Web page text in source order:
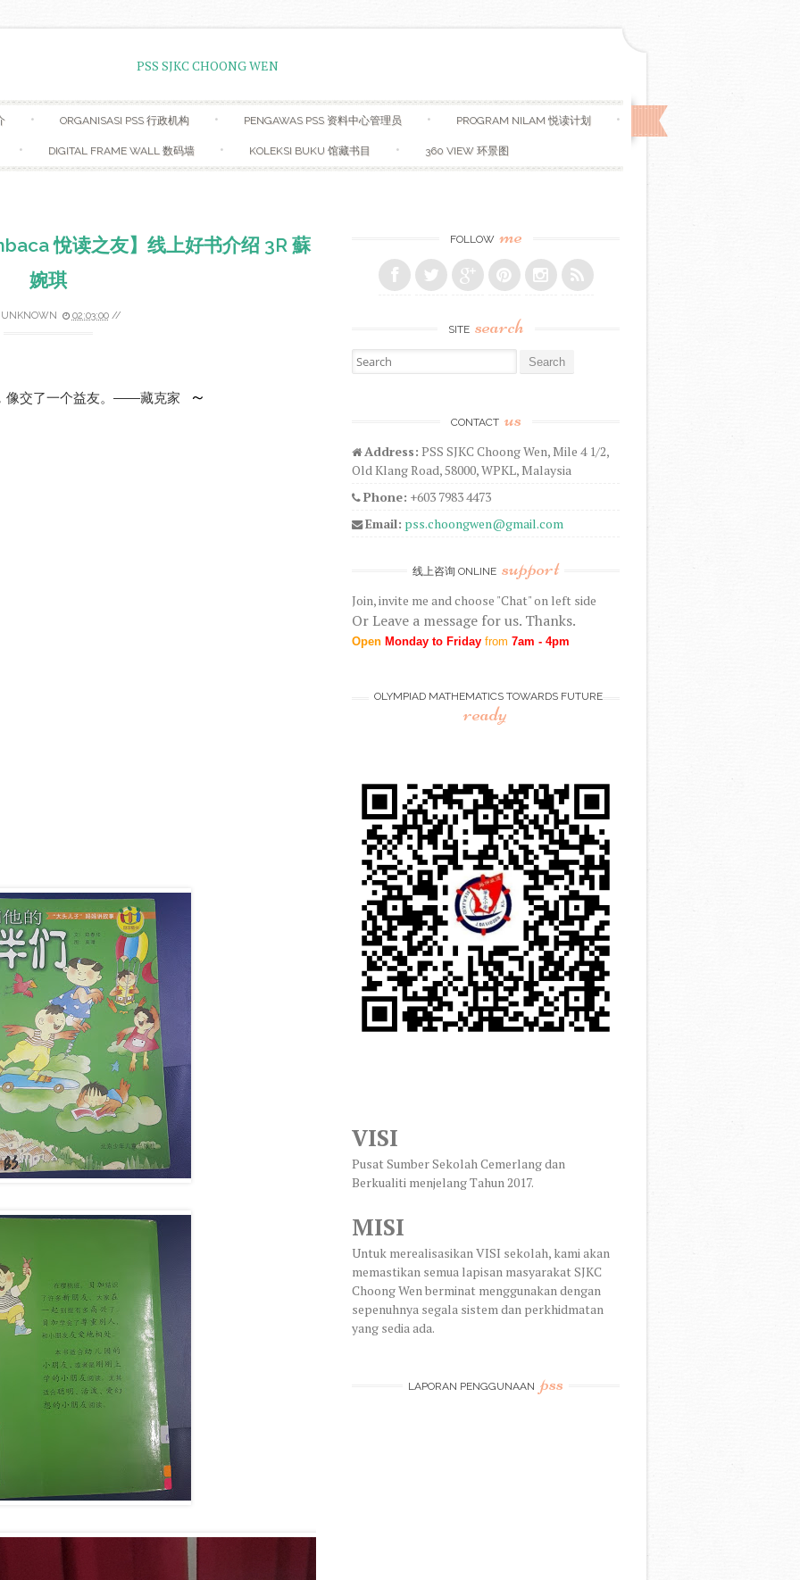
ORGANISASI PSS 行政机构 PENGAWAS PSS 资料中心管理员 PROGRAM NILAM 悦读计划
DIGITAL FRAME WALL 数码墙 KOLEKSI BUKU 馆藏书目 360 VIEW 环景图
悅读之友】线上好书介绍 3R 蘇
婉琪
UNKNOWN 02:03:00//
像交了一个益友。——藏克家
  ～
FOLLOW me
SITE search
Search for:
CONTACT us
Address: PSS SJKC Choong Wen, Mile 4 1/2,
Old Klang Road, 58000, WPKL, Malaysia
Phone: +603 7983 4473
Email: pss.choongwen@gmail.com
线上咨询 ONLINE support
Join, invite me and choose "Chat" on left side
Or Leave a message for us. Thanks.
Open Monday to Friday from 7am - 4pm
OLYMPIAD MATHEMATICS TOWARDS FUTURE
ready
VISI
Pusat Sumber Sekolah Cemerlang dan
Berkualiti menjelang Tahun 2017.
MISI
Untuk merealisasikan VISI sekolah, kami akan
memastikan semua lapisan masyarakat SJKC
Choong Wen berminat menggunakan dengan
sepenuhnya segala sistem dan perkhidmatan
yang sedia ada.
LAPORAN PENGGUNAAN pss